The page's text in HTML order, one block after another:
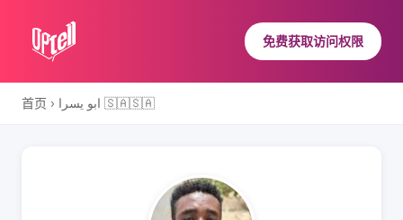
免费获取访问权限
首页 › ابو يسرا 🇸🇦🇸🇦